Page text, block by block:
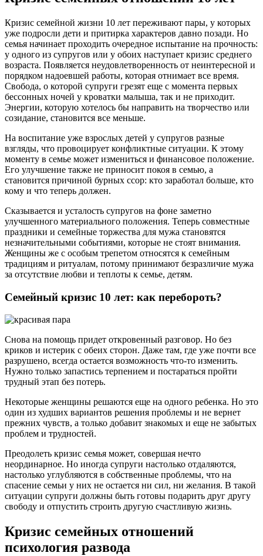
Кризис семейной жизни 10 лет переживают пары, у которых
уже подросли дети и притирка характеров давно позади. Но
семья начинает проходить очередное испытание на прочность:
у одного из супругов или у обоих наступает кризис среднего
возраста. Появляется неудовлетворенность от неинтересной и
порядком надоевшей работы, которая отнимает все время.
Свобода, о которой супруги грезят еще с момента первых
бессонных ночей у кроватки малыша, так и не приходит.
Энергии, которую хотелось бы направить на творчество или
созидание, становится все меньше.
На воспитание уже взрослых детей у супругов разные
взгляды, что провоцирует конфликтные ситуации. К этому
моменту в семье может измениться и финансовое положение.
Его улучшение также не приносит покоя в семью, а
становится причиной бурных ссор: кто заработал больше, кто
кому и что теперь должен.
Сказывается и усталость супругов на фоне заметно
улучшенного материального положения. Теперь совместные
праздники и семейные торжества для мужа становятся
незначительными событиями, которые не стоят внимания.
Женщины же с особым трепетом относятся к семейным
традициям и ритуалам, потому принимают безразличие мужа
за отсутствие любви и теплоты к семье, детям.
Семейный кризис 10 лет: как перебороть?
Снова на помощь придет откровенный разговор. Но без
криков и истерик с обеих сторон. Даже там, где уже почти все
разрушено, всегда остается возможность что-то изменить.
Нужно только запастись терпением и постараться пройти
трудный этап без потерь.
Некоторые женщины решаются еще на одного ребенка. Но это
один из худших вариантов решения проблемы и не вернет
прежних чувств, а только добавит знакомых и еще не забытых
проблем и трудностей.
Преодолеть кризис семья может, совершая нечто
неординарное. Но иногда супруги настолько отдаляются,
настолько углубляются в собственные проблемы, что на
спасение семьи у них не остается ни сил, ни желания. В такой
ситуации супруги должны быть готовы подарить друг другу
свободу и отпустить строить другую счастливую жизнь.
Кризис семейных отношений
психология развода